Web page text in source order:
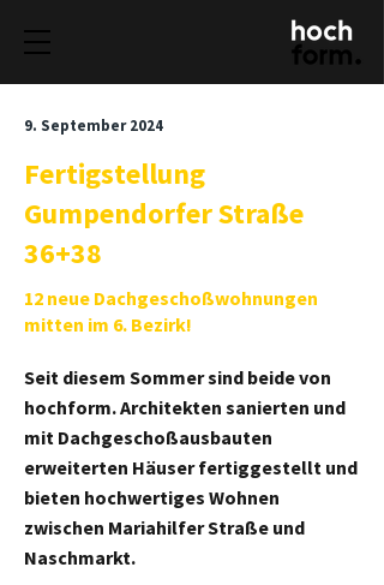
9. September 2024
Fertigstellung
Gumpendorfer Straße
36+38
12 neue Dachgeschoßwohnungen
mitten im 6. Bezirk!
Seit diesem Sommer sind beide von
hochform. Architekten sanierten und
mit Dachgeschoßausbauten
erweiterten Häuser fertiggestellt und
bieten hochwertiges Wohnen
zwischen Mariahilfer Straße und
Naschmarkt.